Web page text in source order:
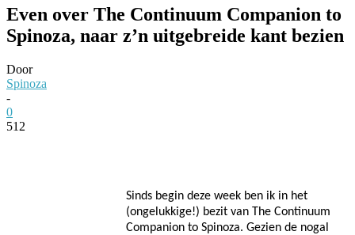
Even over The Continuum Companion to
Spinoza, naar z’n uitgebreide kant bezien
Door
Spinoza
-
0
512
Sinds begin deze week ben ik in het
(ongelukkige!) bezit van The Continuum
Companion to Spinoza. Gezien de nogal